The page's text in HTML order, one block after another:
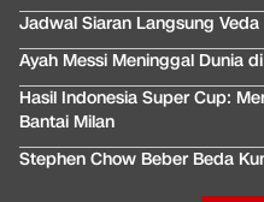
Jadwal Siaran Langsung
Ayah Messi Meninggal Dunia
Hasil Indonesia Super Cup:
Bantai Milan
Stephen Chow Beber Beda